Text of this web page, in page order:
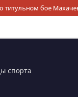
титульном бое
спорта